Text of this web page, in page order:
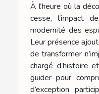
À l'heure où la
cesse, l’impact
modernité des
Leur présence
de transformer
chargé d’histoire
guider pour
d’exception